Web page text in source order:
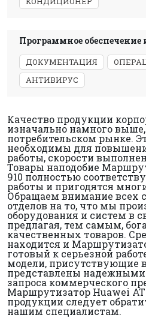
Программное
ДОКУМЕНТАЦИЯ
АНТИВИРУС
Качество продукции
изначально намного
потребительском рынке.
необходимы для
работы, скорости
Товары наподобие
910 полностью
работы и пригодятся
Обращаем внимание всех
отделов на то, что мы
оборудования и систем в
предлагая, тем самым,
качественных товаров.
находится и
готовый к серьезной
модели, присутствующие
представлены
запроса коммерческого
Маршрутизатор Huawei
продукции следует
нашим специалистам.